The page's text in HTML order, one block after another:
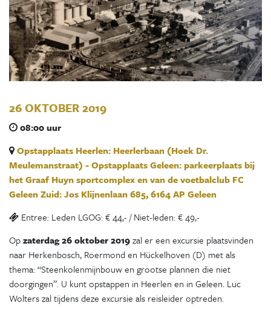
26 OKTOBER 2019
08:00 uur
Opstapplaats Heerlen: Heerlerbaan (Hoek Dr.
Meulemanstraat) - Opstapplaats Geleen: parkeerplaats bij
het Graaf Huyn sportcomplex en van de voetbalclub FC
Geleen Zuid: Jos Klijnenlaan 685, 6164 AP Geleen
Entree: Leden LGOG: € 44,- / Niet-leden: € 49,-
Opzaterdag 26 oktober 2019zal er een excursie plaatsvinden
naar Herkenbosch, Roermond en Hückelhoven (D) met als
thema: “Steenkolenmijnbouw en grootse plannen die niet
doorgingen”. U kunt opstappen in Heerlen en in Geleen. Luc
Wolters zal tijdens deze excursie als reisleider optreden.